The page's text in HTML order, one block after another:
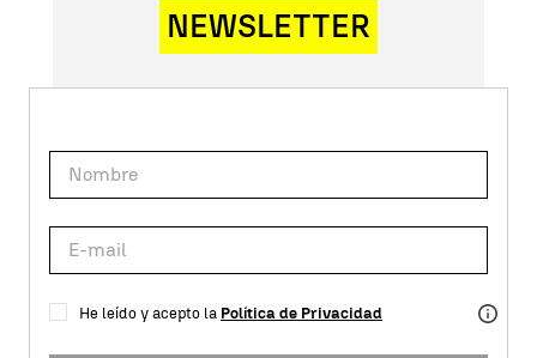
NEWSLETTER
He leído y acepto la Política de Privacidad